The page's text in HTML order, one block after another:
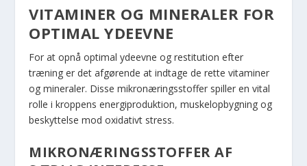
VITAMINER OG MINERALER FOR
OPTIMAL YDEEVNE
For at opnå optimal ydeevne og restitution efter
træning er det afgørende at indtage de rette vitaminer
og mineraler. Disse mikronæringsstoffer spiller en vital
rolle i kroppens energiproduktion, muskelopbygning og
beskyttelse mod oxidativt stress.
MIKRONÆRINGSSTOFFER AF